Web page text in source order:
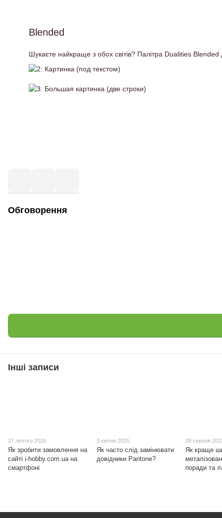
Blended
Шукаєте найкраще з обох світів? Палітра Dualities
Обговорення
Інші записи
27 лютого 2026
Як зробити замовлення на
сайті i-hobby.com.ua на
смартфоні
3 квітня 2025
Як часто слід замінювати
довідники Pantone?
28 серпня
Як краще
поради та